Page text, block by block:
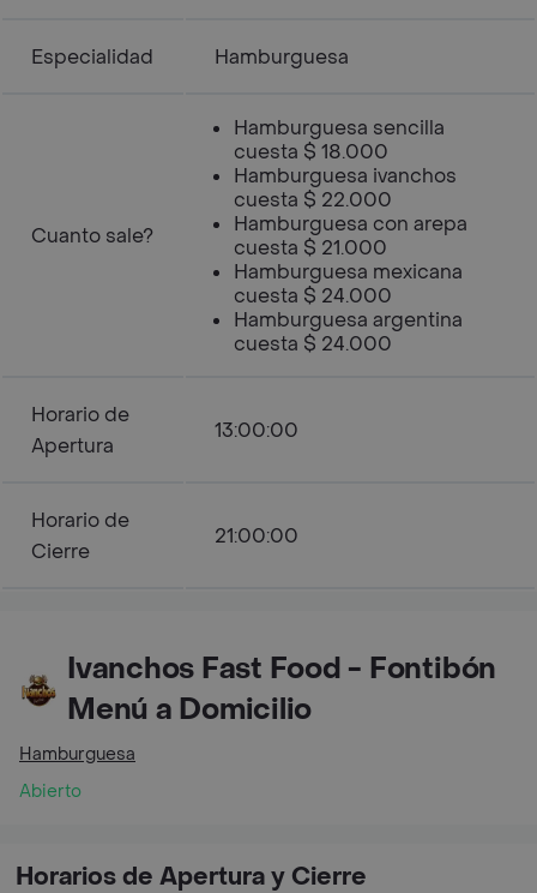
Especialidad Hamburguesa
Cuanto sale?
Hamburguesa sencilla
cuesta $ 18.000
Hamburguesa ivanchos
cuesta $ 22.000
Hamburguesa con arepa
cuesta $ 21.000
Hamburguesa mexicana
cuesta $ 24.000
Hamburguesa argentina
cuesta $ 24.000
Horario de
Apertura
13:00:00
Horario de
Cierre
21:00:00
Ivanchos Fast Food - Fontibón
Menú a Domicilio
Hamburguesa
Abierto
Horarios de Apertura y Cierre